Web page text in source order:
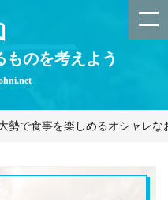
のを考えよう
勢で食事を楽しめるオシャレな